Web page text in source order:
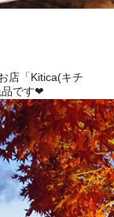
店「Kitica(キチ
品です❤